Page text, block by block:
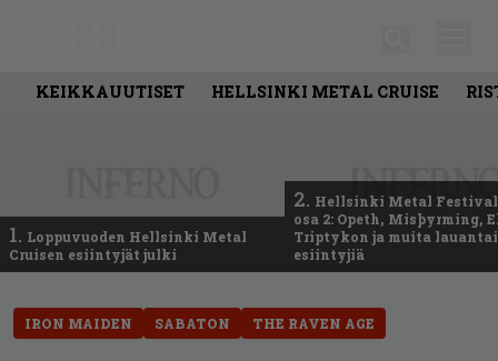
KEIKKAUUTISET HELLSINKI METAL CRUISE
1. Loppuvuoden Hellsinki Metal
Cruisen esiintyjät julki
2. Hellsinki Metal
osa 2: Opeth, Misþyrming,
Triptykon ja muita
esiintyjiä
IRON MAIDEN SABATON THE RAVEN AGE